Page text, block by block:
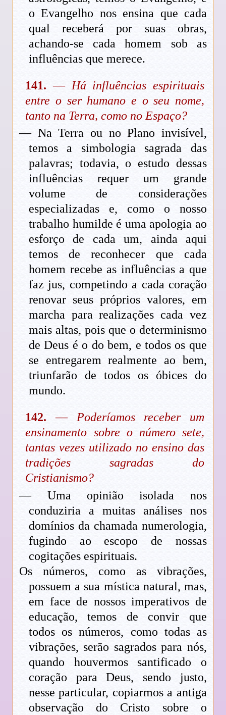
o Evangelho nos ensina que cada
qual receberá por suas obras,
achando-se cada homem sob as
influências que merece.
141. — Há influências espirituais
entre o ser humano e o seu nome,
tanto na Terra, como no Espaço?
— Na Terra ou no Plano invisível,
temos a simbologia sagrada das
palavras; todavia, o estudo dessas
influências requer um grande
volume de considerações
especializadas e, como o nosso
trabalho humilde é uma apologia ao
esforço de cada um, ainda aqui
temos de reconhecer que cada
homem recebe as influências a que
faz jus, competindo a cada coração
renovar seus próprios valores, em
marcha para realizações cada vez
mais altas, pois que o determinismo
de Deus é o do bem, e todos os que
se entregarem realmente ao bem,
triunfarão de todos os óbices do
mundo.
142. — Poderíamos receber um
ensinamento sobre o número sete,
tantas vezes utilizado no ensino das
tradições sagradas do
Cristianismo?
— Uma opinião isolada nos
conduziria a muitas análises nos
domínios da chamada numerologia,
fugindo ao escopo de nossas
cogitações espirituais.
Os números, como as vibrações,
possuem a sua mística natural, mas,
em face de nossos imperativos de
educação, temos de convir que
todos os números, como todas as
vibrações, serão sagrados para nós,
quando houvermos santificado o
coração para Deus, sendo justo,
nesse particular, copiarmos a antiga
observação do Cristo sobre o